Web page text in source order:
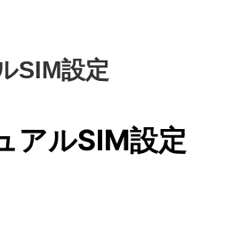
SIM設定
アルSIM設定